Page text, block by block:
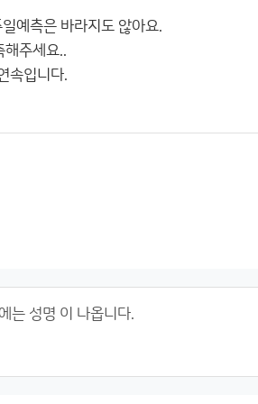
예측은 바라지도 않아요.
해주세요..
속입니다.